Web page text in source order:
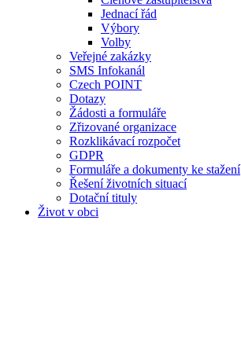
Jednací řád
Výbory
Volby
Veřejné zakázky
SMS Infokanál
Czech POINT
Dotazy
Žádosti a formuláře
Zřizované organizace
Rozklikávací rozpočet
GDPR
Formuláře a dokumenty ke stažení
Řešení životních situací
Dotační tituly
Život v obci